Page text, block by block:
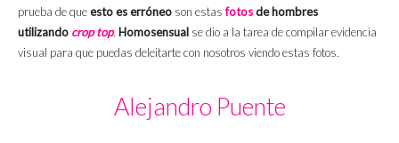
prueba de queesto es erróneo son estasfotosde hombres
utilizando crop top. Homosensual se dio a la tarea de compilar evidencia
visual para que puedas deleitarte con nosotros viendo estas fotos.
Alejandro Puente